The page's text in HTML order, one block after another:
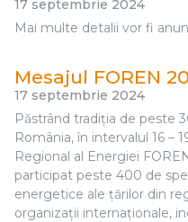
17 septembrie 2024
Mai multe detalii vor fi
Mesajul FOREN
17 septembrie 2024
Păstrând tradiția de peste
România, în intervalul 16 –
Regional al Energiei
participat peste 400 de
energetice ale țărilor din
organizații internaționale,